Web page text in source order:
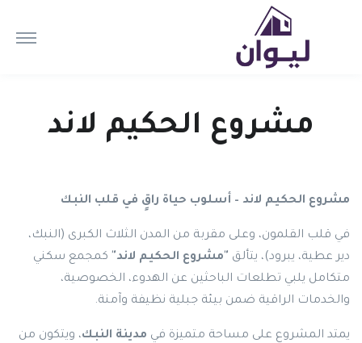
مشروع الحكيم لاند
مشروع الحكيم لاند – أسلوب حياة راقٍ في قلب النبك
في قلب القلمون، وعلى مقربة من المدن الثلاث الكبرى (النبك،
دير عطية، يبرود)، يتألق "مشروع الحكيم لاند" كمجمع سكني
متكامل يلبي تطلعات الباحثين عن الهدوء، الخصوصية،
والخدمات الراقية ضمن بيئة جبلية نظيفة وآمنة.
يمتد المشروع على مساحة متميزة في مدينة النبك، ويتكون من